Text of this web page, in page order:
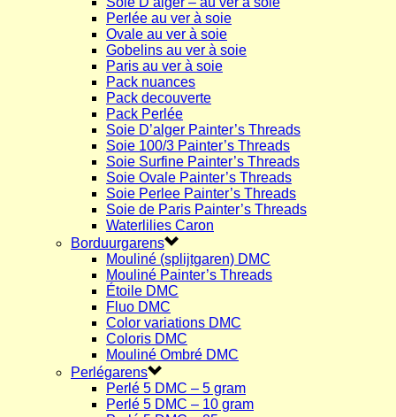
Perlée au ver à soie
Ovale au ver à soie
Gobelins au ver à soie
Paris au ver à soie
Pack nuances
Pack decouverte
Pack Perlée
Soie D’alger Painter’s Threads
Soie 100/3 Painter’s Threads
Soie Surfine Painter’s Threads
Soie Ovale Painter’s Threads
Soie Perlee Painter’s Threads
Soie de Paris Painter’s Threads
Waterlilies Caron
Borduurgarens
Mouliné (splijtgaren) DMC
Mouliné Painter’s Threads
Étoile DMC
Fluo DMC
Color variations DMC
Coloris DMC
Mouliné Ombré DMC
Perlégarens
Perlé 5 DMC – 5 gram
Perlé 5 DMC – 10 gram